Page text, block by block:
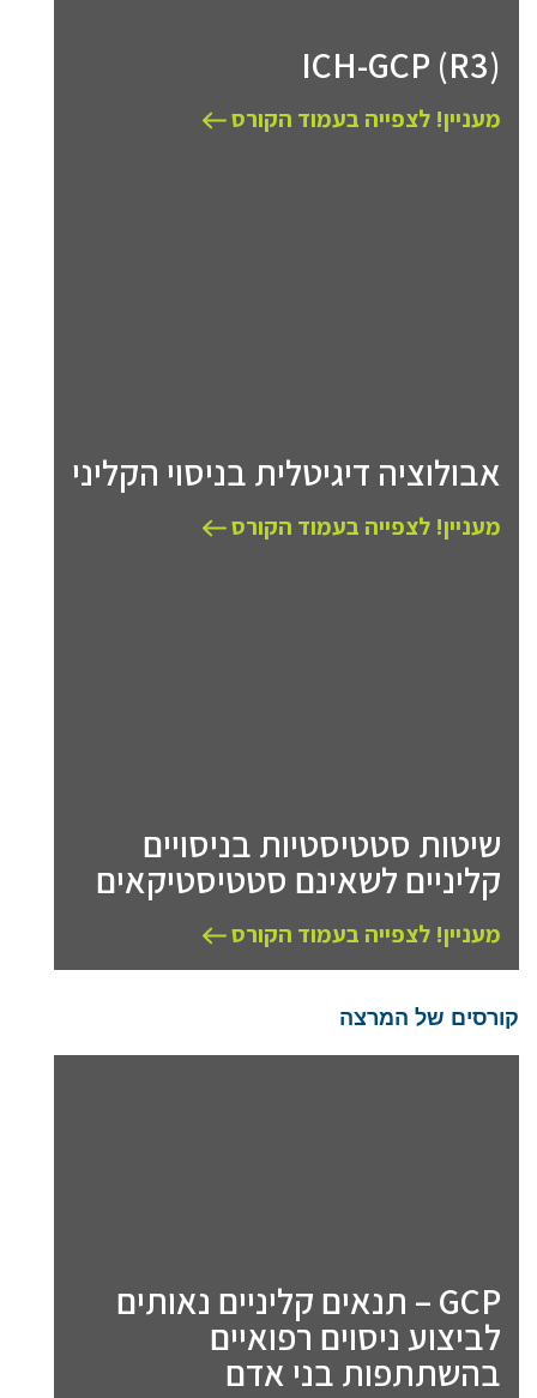
ICH-GCP (R3)
מעניין! לצפייה בעמוד הקורס
אבולוציה דיגיטלית בניסוי הקליני
מעניין! לצפייה בעמוד הקורס
שיטות סטטיסטיות בניסויים
קליניים לשאינם סטטיסטיקאים
מעניין! לצפייה בעמוד הקורס
קורסים של המרצה
GCP – תנאים קליניים נאותים
לביצוע ניסוים רפואיים
בהשתתפות בני אדם